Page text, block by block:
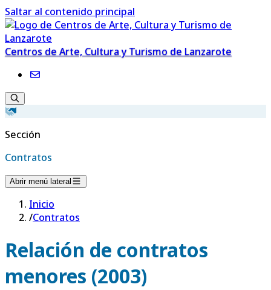
Saltar al contenido principal
Centros de Arte, Cultura y Turismo de Lanzarote
Sección
Contratos
Abrir menú lateral
Inicio
/Contratos
Relación de contratos
menores (2003)